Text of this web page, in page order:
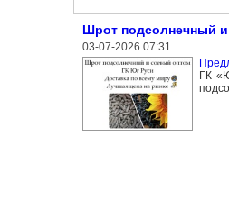
Шрот подсолнечный и
03-07-2026 07:31
ГК